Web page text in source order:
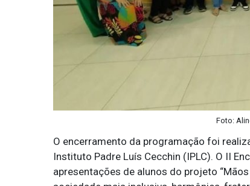
Foto:
O encerramento da programação foi
Instituto Padre Luís Cecchin (IPLC). O II
apresentações de alunos do projeto